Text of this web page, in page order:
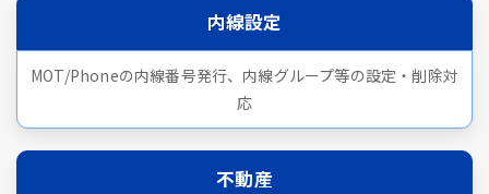
内線設定
MOT/Phoneの内線番号発行、内線グループ等の設定・削除対
応
不動産